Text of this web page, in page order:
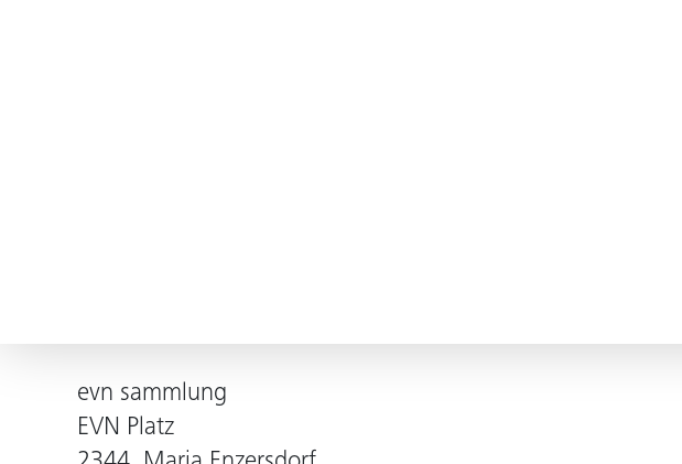
evn sammlung
EVN Platz